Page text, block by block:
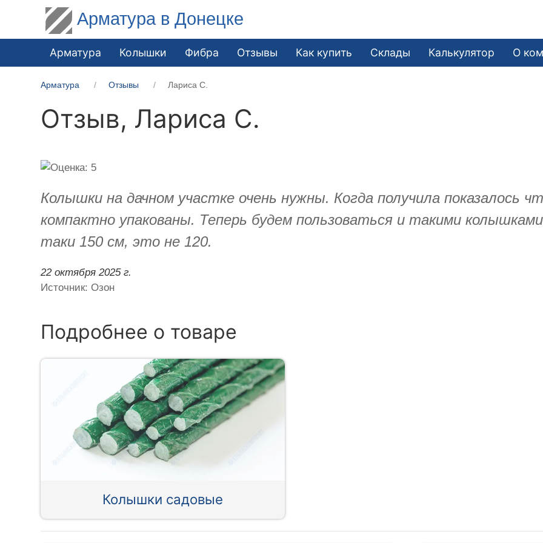
Арматура в Донецке
Арматура Колышки Фибра Отзывы Как купить Склады Калькулятор О
Арматура Отзывы Лариса С.
Отзыв, Лариса С.
Колышки на дачном участке очень нужны. Когда получила показалось
компактно упакованы. Теперь будем пользоваться и такими
таки 150 см, это не 120.
22 октября 2025 г.
Источник: Озон
Подробнее о товаре
Колышки садовые